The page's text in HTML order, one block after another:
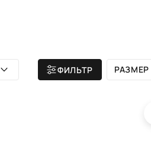
/ SOMEPLACE IN TIME
ФИЛЬТР РАЗМЕР